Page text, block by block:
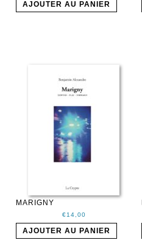
AJOUTER AU PANIER
MARIGNY
€14,00
AJOUTER AU PANIER